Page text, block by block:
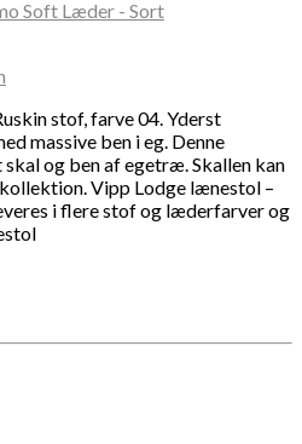
stof, farve 04. Yderst
massive ben i eg. Denne
og ben af egetræ. Skallen kan
Vipp Lodge lænestol –
i flere stof og læderfarver og